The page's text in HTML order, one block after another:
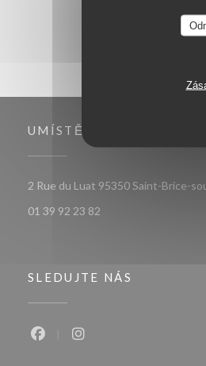
UMÍSTĚNÍ
2 Rue du Luat 95350 Saint-Brice-
01 39 92 23 82
SLEDUJTE NÁS